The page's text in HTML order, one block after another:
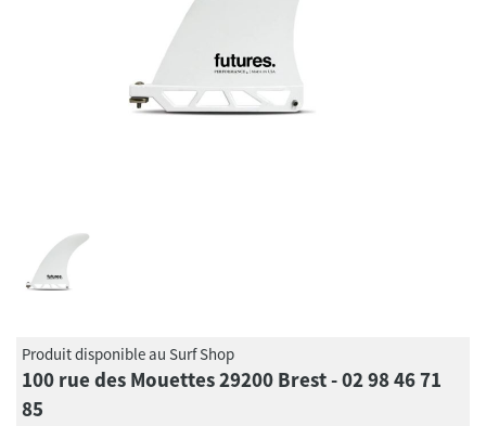
Produit disponible au Surf Shop
100 rue des Mouettes 29200 Brest - 02 98 46 71
85